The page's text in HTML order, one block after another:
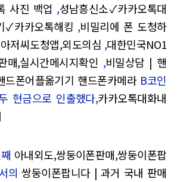
사진 백업 ,성남흥신소✓카카오톡대
✓카카오톡해킹 ,비밀리에 폰 도청하
저씨도청앱,외도의심 ,대한민국NO1
매,실시간메시지확인 ,비밀상담 | 핸
드폰어플옮기기 핸드폰카메라B코인
현금으로 인출했다,카카오톡대화내
아내외도,쌍둥이폰판매,쌍둥이폰팝
의쌍둥이폰팝니다 | 과거 국내 판매